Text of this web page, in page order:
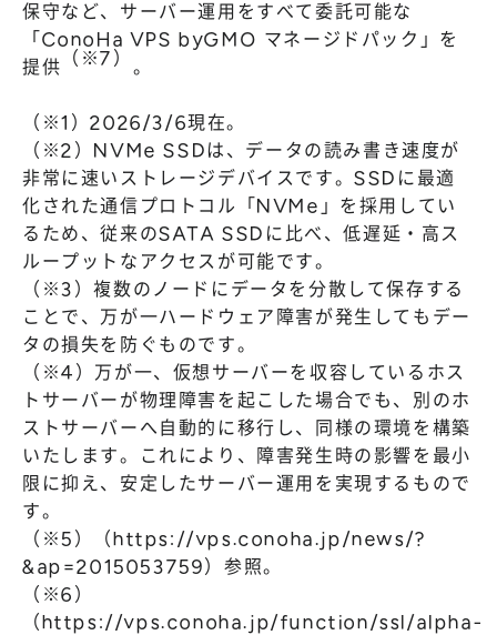
保守など、サーバー運用をすべて委託可能な
「ConoHa VPS byGMO マネージドパック」を
提供 （※7） 。
（※1）2026/3/6現在。
（※2）NVMe SSDは、データの読み書き速度が
非常に速いストレージデバイスです。SSDに最適
化された通信プロトコル「NVMe」を採用してい
るため、従来のSATA SSDに比べ、低遅延・高ス
ループットなアクセスが可能です。
（※3）複数のノードにデータを分散して保存する
ことで、万が一ハードウェア障害が発生してもデー
タの損失を防ぐものです。
（※4）万が一、仮想サーバーを収容しているホス
トサーバーが物理障害を起こした場合でも、別のホ
ストサーバーへ自動的に移行し、同様の環境を構築
いたします。これにより、障害発生時の影響を最小
限に抑え、安定したサーバー運用を実現するもので
す。
（※5）（ https://vps.conoha.jp/news/?
&ap=2015053759 ）参照。
（※6）
（ https://vps.conoha.jp/function/ssl/alpha-